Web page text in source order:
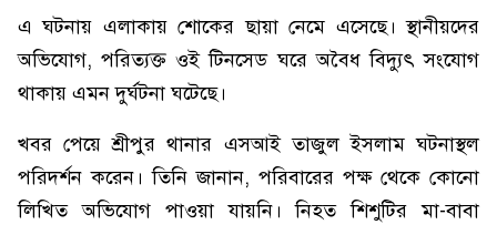
এ ঘটনায় এলাকায় শোকের ছায়া নেমে এসেছে। স্থানীয়দের
অভিযোগ, পরিত্যক্ত ওই টিনসেড ঘরে অবৈধ বিদ্যুৎ সংযোগ
থাকায় এমন দুর্ঘটনা ঘটেছে।
খবর পেয়ে শ্রীপুর থানার এসআই তাজুল ইসলাম ঘটনাস্থল
পরিদর্শন করেন। তিনি জানান, পরিবারের পক্ষ থেকে কোনো
লিখিত অভিযোগ পাওয়া যায়নি। নিহত শিশুটির মা-বাবা